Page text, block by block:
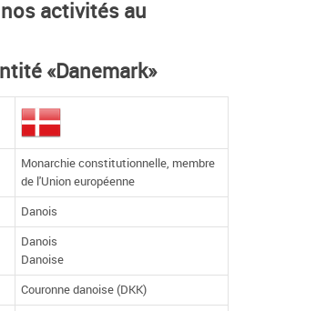
activités au
«Danemark»
Monarchie constitutionnelle, membre
de l'Union européenne
Danois
Danois
Danoise
Couronne danoise (DKK)